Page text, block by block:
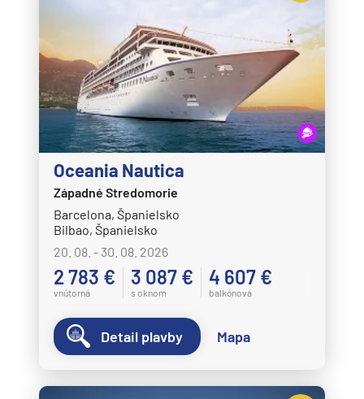
Oceania Nautica
Západné Stredomorie
Barcelona, Španielsko
Bilbao, Španielsko
20. 08. - 30. 08. 2026
2 783 €
vnútorná
3 087 €
s oknom
4 607 €
balkónová
Detail plavby Mapa